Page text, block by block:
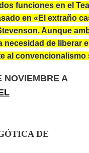
funciones en el
en «El extraño
Aunque
necesidad de liberar
al convencionalismo
NOVIEMBRE A
DE